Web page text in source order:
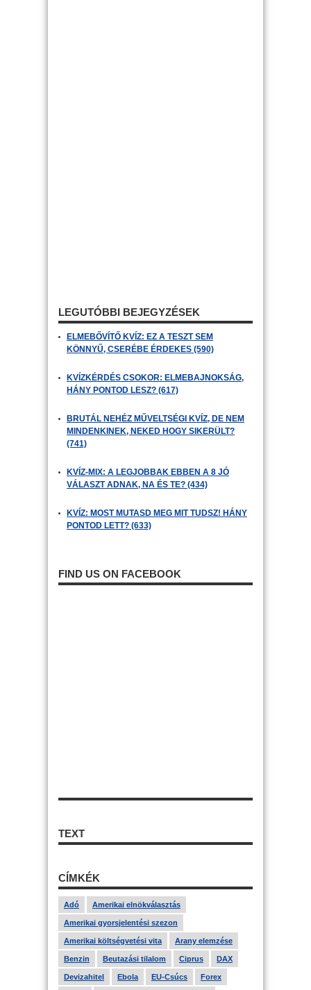
LEGUTÓBBI BEJEGYZÉSEK
ELMEBŐVÍTŐ KVÍZ: EZ A TESZT SEM
KÖNNYŰ, CSERÉBE ÉRDEKES (590)
KVÍZKÉRDÉS CSOKOR: ELMEBAJNOKSÁG,
HÁNY PONTOD LESZ? (617)
BRUTÁL NEHÉZ MŰVELTSÉGI KVÍZ, DE NEM
MINDENKINEK, NEKED HOGY SIKERÜLT?
(741)
KVÍZ-MIX: A LEGJOBBAK EBBEN A 8 JÓ
VÁLASZT ADNAK, NA ÉS TE? (434)
KVÍZ: MOST MUTASD MEG MIT TUDSZ! HÁNY
PONTOD LETT? (633)
FIND US ON FACEBOOK
TEXT
CÍMKÉK
Adó Amerikai elnökválasztás
Amerikai gyorsjelentési szezon
Amerikai költségvetési vita Arany elemzése
Benzin Beutazási tilalom Ciprus DAX
Devizahitel Ebola EU-Csúcs Forex